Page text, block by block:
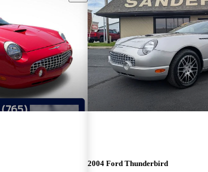
2004 Ford Thunderbird